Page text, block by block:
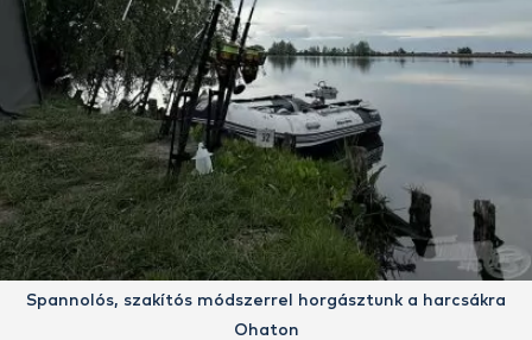
Spannolós, szakítós módszerrel horgásztunk a harcsákra
Ohaton